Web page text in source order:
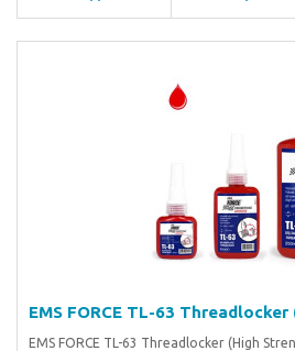
EMS FORCE TL-63
EMS FORCE TL-63 Threadlocker (High